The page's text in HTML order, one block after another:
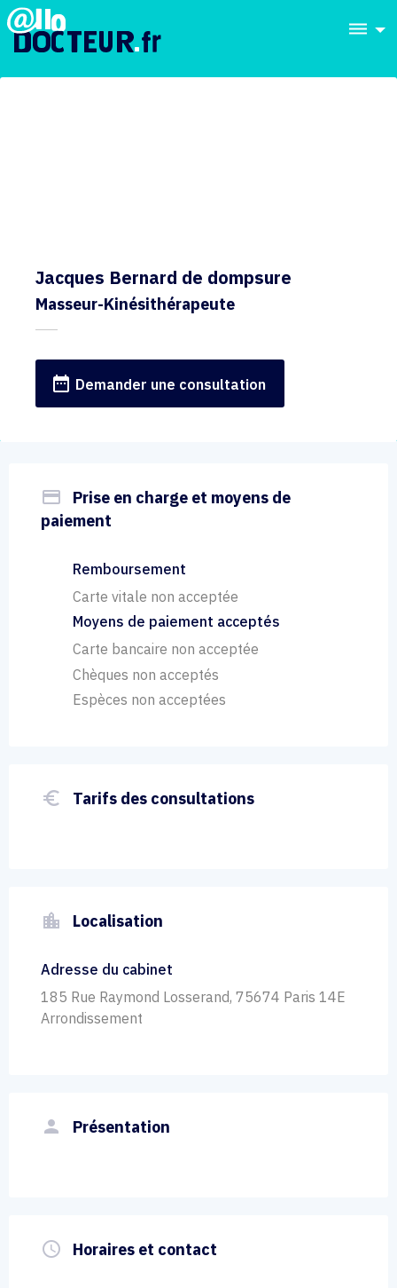
dehaze
Jacques Bernard de dompsure
Masseur-Kinésithérapeute
date_range Demander une consultation
payment
Prise en charge et moyens de
paiement
Remboursement
Carte vitale non acceptée
Moyens de paiement acceptés
Carte bancaire non acceptée
Chèques non acceptés
Espèces non acceptées
euro_symbol Tarifs des consultations
location_city Localisation
Adresse du cabinet
185 Rue Raymond Losserand, 75674 Paris 14E
Arrondissement
person Présentation
query_builder Horaires et contact